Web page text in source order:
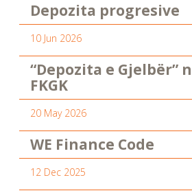
Depozita progresive
10 Jun 2026
“Depozita e Gjelbër”
FKGK
20 May 2026
WE Finance Code
12 Dec 2025